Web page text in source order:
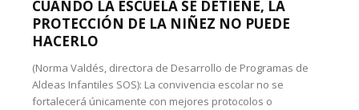
CUANDO LA ESCUELA SE DETIENE, LA
PROTECCIÓN DE LA NIÑEZ NO PUEDE
HACERLO
(Norma Valdés, directora de Desarrollo de Programas de
Aldeas Infantiles SOS): La convivencia escolar no se
fortalecerá únicamente con mejores protocolos o